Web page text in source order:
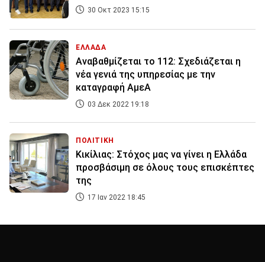
30 Οκτ 2023 15:15
ΕΛΛΑΔΑ
Αναβαθμίζεται το 112: Σχεδιάζεται η
νέα γενιά της υπηρεσίας με την
καταγραφή ΑμεΑ
03 Δεκ 2022 19:18
ΠΟΛΙΤΙΚΗ
Κικίλιας: Στόχος μας να γίνει η Ελλάδα
προσβάσιμη σε όλους τους επισκέπτες
της
17 Ιαν 2022 18:45